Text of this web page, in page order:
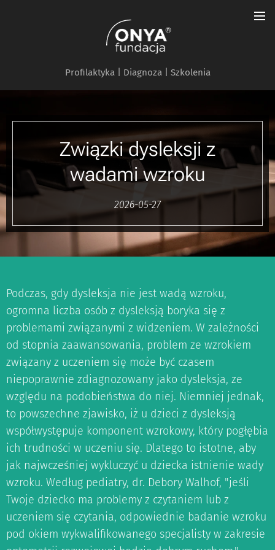
Profilaktyka | Diagnoza | Szkolenia
Związki dysleksji z
wadami wzroku
2026-05-27
Podczas, gdy dysleksja nie jest wadą wzroku,
ogromna liczba osób z dysleksją boryka się z
problemami związanymi z widzeniem. W zależności
od stopnia zaawansowania, problem ze wzrokiem
związany z uczeniem się może być czasem
niepoprawnie zdiagnozowany jako dysleksja, ze
względu na podobieństwa do niej. Niemniej jednak,
to powszechne zjawisko, iż u dzieci z dysleksją
współwystępuje komponent wzrokowy, który pogłębia
ich trudności w uczeniu się. Dlatego to istotne, aby
jak najwcześniej wykluczyć u dziecka istnienie wady
wzroku. Według pediatry, dr. Debory Walhof, "jeśli
Twoje dziecko ma problemy z czytaniem lub z
uczeniem się czytania, odpowiednie badanie wzroku
pod okiem wykwalifikowanego specjalisty w zakresie